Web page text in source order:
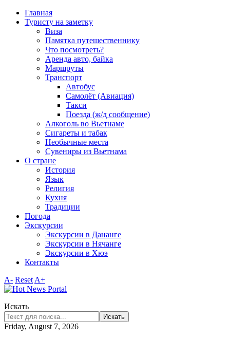
Главная
Туристу на заметку
Виза
Памятка путешественнику
Что посмотреть?
Аренда авто, байка
Маршруты
Транспорт
Автобус
Самолёт (Авиация)
Такси
Поезда (ж/д сообщение)
Алкоголь во Вьетнаме
Сигареты и табак
Необычные места
Сувениры из Вьетнама
О стране
История
Язык
Религия
Кухня
Традиции
Погода
Экскурсии
Экскурсии в Дананге
Экскурсии в Нячанге
Экскурсии в Хюэ
Контакты
A- Reset A+
Искать
Искать
Friday, August 7, 2026